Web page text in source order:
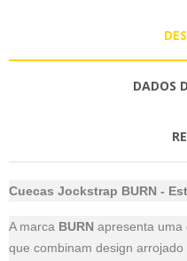
DADOS
Cuecas Jockstrap BURN -
A marca BURN apresenta uma
que combinam design